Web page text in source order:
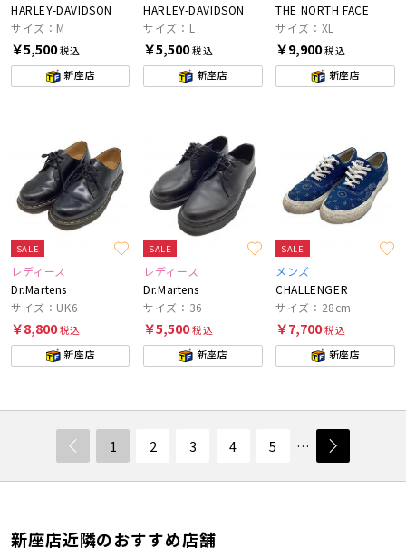
HARLEY-DAVIDSON
サイズ：M
￥5,500税込
新座店
HARLEY-DAVIDSON
サイズ：L
￥5,500税込
新座店
THE NORTH FACE
サイズ：XL
￥9,900税込
新座店
SALE
レディース
Dr.Martens
サイズ：UK6
￥8,800税込
新座店
SALE
レディース
Dr.Martens
サイズ：36
￥5,500税込
新座店
SALE
メンズ
CHALLENGER
サイズ：28cm
￥7,700税込
新座店
1 2 3 4 5 …
新座店近隣のおすすめ店舗